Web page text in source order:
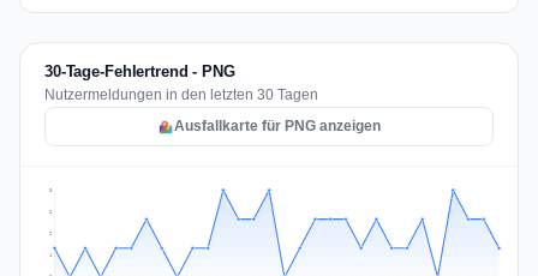
30-Tage-Fehlertrend - PNG
Nutzermeldungen in den letzten 30 Tagen
Ausfallkarte für PNG anzeigen
1
2
2
3